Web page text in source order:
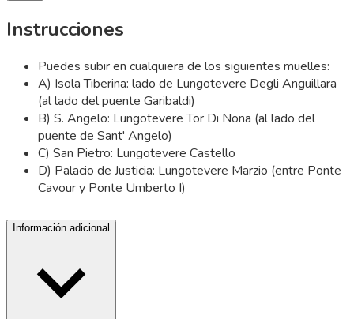
Instrucciones
Puedes subir en cualquiera de los siguientes muelles:
A) Isola Tiberina: lado de Lungotevere Degli Anguillara
(al lado del puente Garibaldi)
B) S. Angelo: Lungotevere Tor Di Nona (al lado del
puente de Sant' Angelo)
C) San Pietro: Lungotevere Castello
D) Palacio de Justicia: Lungotevere Marzio (entre Ponte
Cavour y Ponte Umberto I)
Información adicional